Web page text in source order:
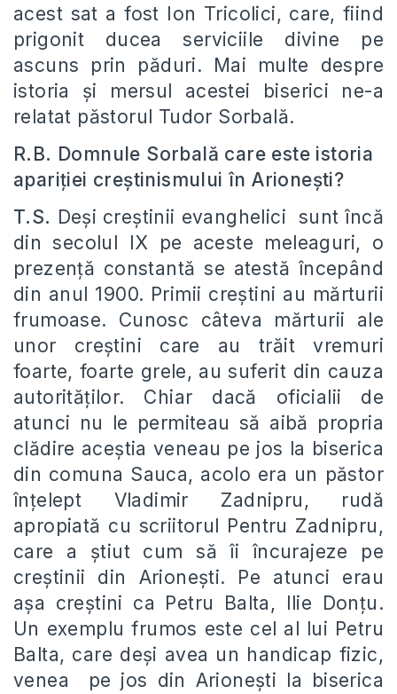
acest sat a fost Ion Tricolici, care, fiind
prigonit ducea serviciile divine pe
ascuns prin păduri. Mai multe despre
istoria şi mersul acestei biserici ne-a
relatat păstorul Tudor Sorbală.
R.B. Domnule Sorbală care este istoria
apariţiei creştinismului în Arioneşti?
T.S. Deşi creştinii evanghelici sunt încă
din secolul IX pe aceste meleaguri, o
prezenţă constantă se atestă începând
din anul 1900. Primii creştini au mărturii
frumoase. Cunosc câteva mărturii ale
unor creştini care au trăit vremuri
foarte, foarte grele, au suferit din cauza
autorităţilor. Chiar dacă oficialii de
atunci nu le permiteau să aibă propria
clădire aceştia veneau pe jos la biserica
din comuna Sauca, acolo era un păstor
înţelept Vladimir Zadnipru, rudă
apropiată cu scriitorul Pentru Zadnipru,
care a ştiut cum să îi încurajeze pe
creştinii din Arioneşti. Pe atunci erau
aşa creştini ca Petru Balta, Ilie Donţu.
Un exemplu frumos este cel al lui Petru
Balta, care deşi avea un handicap fizic,
venea pe jos din Arioneşti la biserica